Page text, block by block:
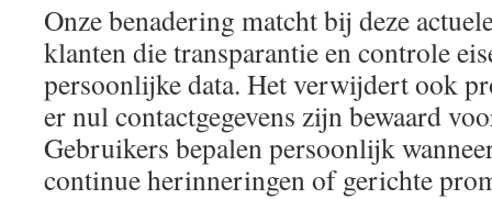
Onze benadering matcht bij deze
klanten die transparantie en controle
persoonlijke data. Het verwijdert ook
er nul contactgegevens zijn bewaard
Gebruikers bepalen persoonlijk
continue herinneringen of gerichte